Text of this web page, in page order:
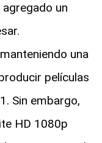
un
una
películas
Sin embargo,
HD 1080p